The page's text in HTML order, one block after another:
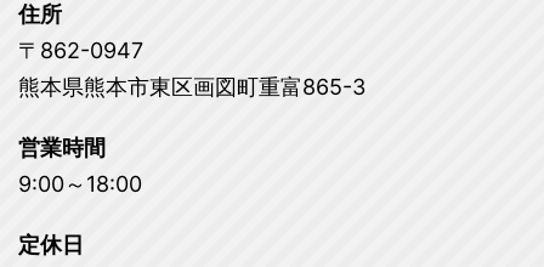
住所
〒862-0947
熊本県熊本市東区画図町重富865-3
営業時間
9:00～18:00
定休日